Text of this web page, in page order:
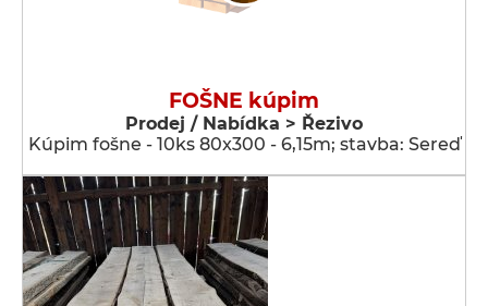
FOŠNE kúpim
Prodej / Nabídka > Řezivo
Kúpim fošne - 10ks 80x300 - 6,15m; stavba: Sereď